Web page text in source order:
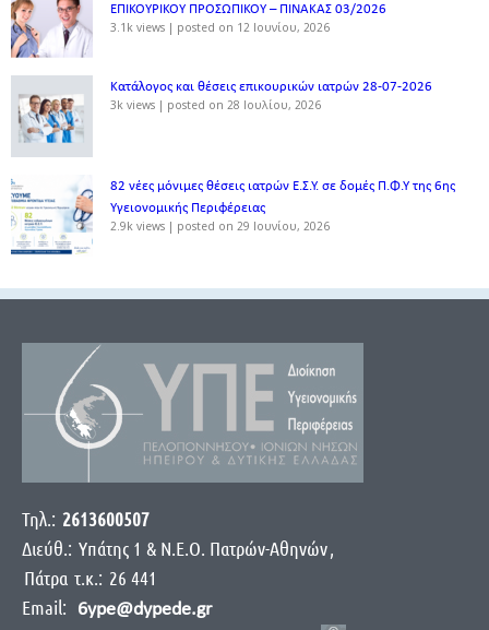
ΕΠΙΚΟΥΡΙΚΟΥ ΠΡΟΣΩΠΙΚΟΥ – ΠΙΝΑΚΑΣ 03/2026
3.1k views | posted on 12 Ιουνίου, 2026
Κατάλογος και θέσεις επικουρικών ιατρών 28-07-2026
3k views | posted on 28 Ιουλίου, 2026
82 νέες μόνιμες θέσεις ιατρών Ε.Σ.Υ. σε δομές Π.Φ.Υ της 6ης
Υγειονομικής Περιφέρειας
2.9k views | posted on 29 Ιουνίου, 2026
Τηλ.: 2613600507
Διεύθ.: Yπάτης 1 & Ν.Ε.Ο. Πατρών-Αθηνών,
Πάτρα τ.κ.: 26 441
Email:
6ype@dypede.gr